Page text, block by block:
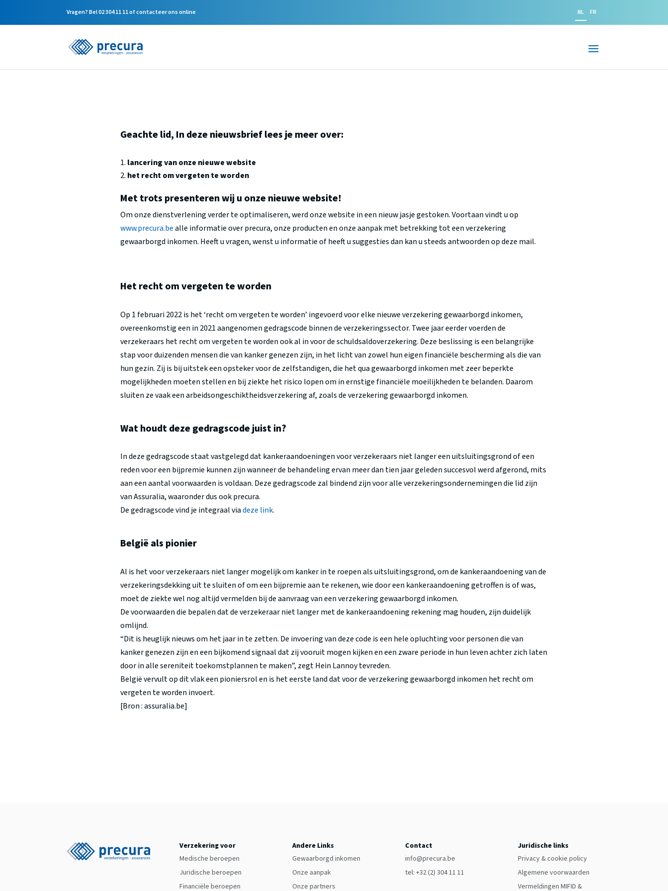
Vragen? Bel02 304 11 11ofcontacteer ons online NL FR
Geachte lid, In deze nieuwsbrief lees je meer over:
lancering van onze nieuwe website
het recht om vergeten te worden
Met trots presenteren wij u onze nieuwe website!
Om onze dienstverlening verder te optimaliseren, werd onze website in een nieuw jasje gestoken. Voortaan vindt u op
www.precura.bealle informatie over precura, onze producten en onze aanpak met betrekking tot een verzekering
gewaarborgd inkomen. Heeft u vragen, wenst u informatie of heeft u suggesties dan kan u steeds antwoorden op deze mail.
Het recht om vergeten te worden
Op 1 februari 2022 is het ‘recht om vergeten te worden’ ingevoerd voor elke nieuwe verzekering gewaarborgd inkomen,
overeenkomstig een in 2021 aangenomen gedragscode binnen de verzekeringssector. Twee jaar eerder voerden de
verzekeraars het recht om vergeten te worden ook al in voor de schuldsaldoverzekering. Deze beslissing is een belangrijke
stap voor duizenden mensen die van kanker genezen zijn, in het licht van zowel hun eigen financiële bescherming als die van
hun gezin. Zij is bij uitstek een opsteker voor de zelfstandigen, die het qua gewaarborgd inkomen met zeer beperkte
mogelijkheden moeten stellen en bij ziekte het risico lopen om in ernstige financiële moeilijkheden te belanden. Daarom
sluiten ze vaak een arbeidsongeschiktheidsverzekering af, zoals de verzekering gewaarborgd inkomen.
Wat houdt deze gedragscode juist in?
In deze gedragscode staat vastgelegd dat kankeraandoeningen voor verzekeraars niet langer een uitsluitingsgrond of een
reden voor een bijpremie kunnen zijn wanneer de behandeling ervan meer dan tien jaar geleden succesvol werd afgerond, mits
aan een aantal voorwaarden is voldaan. Deze gedragscode zal bindend zijn voor alle verzekeringsondernemingen die lid zijn
van Assuralia, waaronder dus ook precura.
De gedragscode vind je integraal viadeze link.
België als pionier
Al is het voor verzekeraars niet langer mogelijk om kanker in te roepen als uitsluitingsgrond, om de kankeraandoening van de
verzekeringsdekking uit te sluiten of om een bijpremie aan te rekenen, wie door een kankeraandoening getroffen is of was,
moet de ziekte wel nog altijd vermelden bij de aanvraag van een verzekering gewaarborgd inkomen.
De voorwaarden die bepalen dat de verzekeraar niet langer met de kankeraandoening rekening mag houden, zijn duidelijk
omlijnd.
“Dit is heuglijk nieuws om het jaar in te zetten. De invoering van deze code is een hele opluchting voor personen die van
kanker genezen zijn en een bijkomend signaal dat zij vooruit mogen kijken en een zware periode in hun leven achter zich laten
door in alle sereniteit toekomstplannen te maken”, zegt Hein Lannoy tevreden.
België vervult op dit vlak een pioniersrol en is het eerste land dat voor de verzekering gewaarborgd inkomen het recht om
vergeten te worden invoert.
[Bron : assuralia.be]
Verzekering voor
Medische beroepen
Juridische beroepen
Financiële beroepen
Andere Links
Gewaarborgd inkomen
Onze aanpak
Onze partners
Contact
info@precura.be
tel: +32 (2) 304 11 11
Juridische links
Privacy & cookie policy
Algemene voorwaarden
Vermeldingen MIFID &